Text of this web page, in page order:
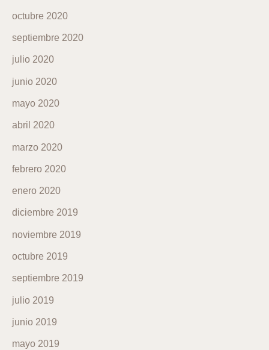
octubre 2020
septiembre 2020
julio 2020
junio 2020
mayo 2020
abril 2020
marzo 2020
febrero 2020
enero 2020
diciembre 2019
noviembre 2019
octubre 2019
septiembre 2019
julio 2019
junio 2019
mayo 2019